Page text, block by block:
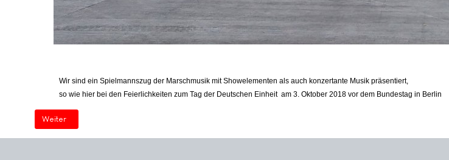
Wir sind ein Spielmannszug der Marschmusik mit Showelementen als auch konzertante Musik präsentiert,
so wie hier bei den Feierlichkeiten zum Tag der Deutschen Einheit am 3. Oktober 2018 vor dem Bundestag in Berlin
Nächster Beitrag: Willkommen Startseite (2)
Weiter